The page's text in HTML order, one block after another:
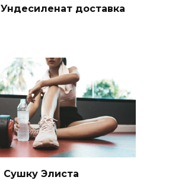
доставка
Сушку Элиста